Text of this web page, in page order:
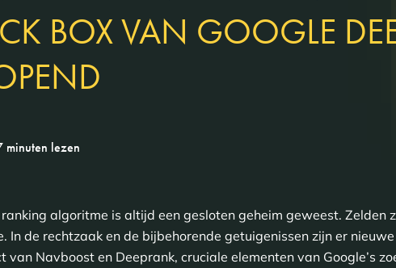
BOX VAN GOOGLE
minuten lezen
ranking algoritme is altijd een gesloten geheim geweest.
In de rechtzaak en de bijbehorende getuigenissen zijn er
van Navboost en Deeprank, cruciale elementen van Google’s